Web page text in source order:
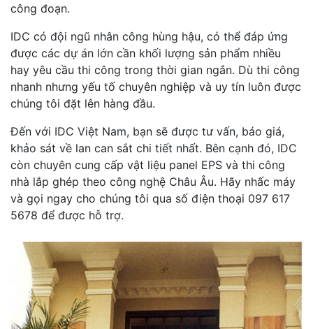
công đoạn.
IDC có đội ngũ nhân công hùng hậu, có thể đáp ứng
được các dự án lớn cần khối lượng sản phẩm nhiều
hay yêu cầu thi công trong thời gian ngắn. Dù thi công
nhanh nhưng yếu tố chuyên nghiệp và uy tín luôn được
chúng tôi đặt lên hàng đầu.
Đến với IDC Việt Nam, bạn sẽ được tư vấn, báo giá,
khảo sát về lan can sắt chi tiết nhất. Bên cạnh đó, IDC
còn chuyên cung cấp vật liệu panel EPS và thi công
nhà lắp ghép theo công nghệ Châu Âu. Hãy nhấc máy
và gọi ngay cho chúng tôi qua số điện thoại 097 617
5678 để được hỗ trợ.